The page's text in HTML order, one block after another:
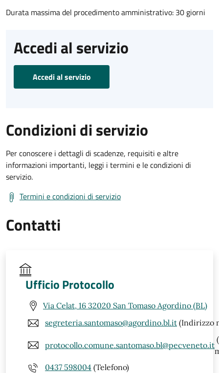
Durata massima del procedimento amministrativo: 30 giorni
Accedi al servizio
Accedi al servizio
Condizioni di servizio
Per conoscere i dettagli di scadenze, requisiti e altre
informazioni importanti, leggi i termini e le condizioni di
servizio.
Termini e condizioni di servizio
Contatti
Ufficio Protocollo
Via Celat, 16 32020 San Tomaso Agordino (BL)
segreteria.santomaso@agordino.bl.it (Indirizzo
protocollo.comune.santomaso.bl@pecveneto.it
0437 598004 (Telefono)